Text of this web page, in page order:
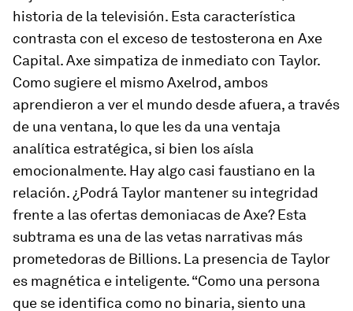
historia de la televisión. Esta característica
contrasta con el exceso de testosterona en Axe
Capital. Axe simpatiza de inmediato con Taylor.
Como sugiere el mismo Axelrod, ambos
aprendieron a ver el mundo desde afuera, a través
de una ventana, lo que les da una ventaja
analítica estratégica, si bien los aísla
emocionalmente. Hay algo casi faustiano en la
relación. ¿Podrá Taylor mantener su integridad
frente a las ofertas demoniacas de Axe? Esta
subtrama es una de las vetas narrativas más
prometedoras de Billions. La presencia de Taylor
es magnética e inteligente. “Como una persona
que se identifica como no binaria, siento una